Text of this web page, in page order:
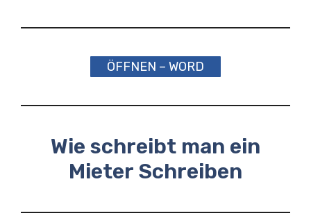
ÖFFNEN – WORD
Wie schreibt man ein
Mieter Schreiben